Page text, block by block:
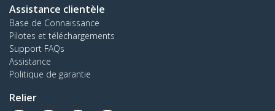
Assistance clientèle
Base de Connaissance
Pilotes et téléchargements
Support FAQs
Assistance
Politique de garantie
Relier